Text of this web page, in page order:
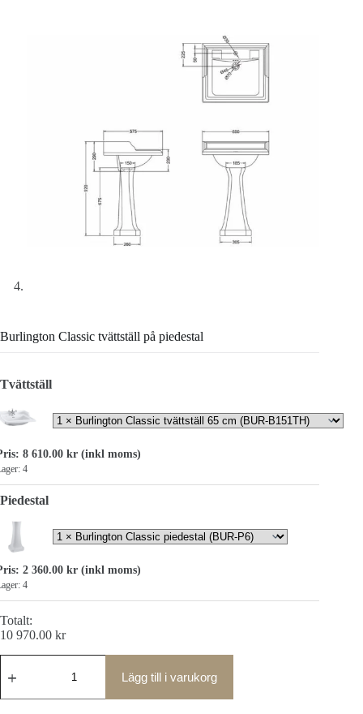
Burlington Classic tvättställ på piedestal
Tvättställ
8 610.00 kr (inkl moms)
4
Piedestal
2 360.00 kr (inkl moms)
4
Totalt:
10 970.00 kr
Classic
på
Lägg till i varukorg